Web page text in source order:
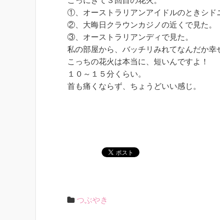
①、オーストラリアンアイドルのときシド
②、大晦日クラウンカジノの近くで見た。
③、オーストラリアンディで見た。
私の部屋から、バッチリみれてなんだか幸
こっちの花火は本当に、短いんですよ！
１０～１５分くらい。
首も痛くならず、ちょうどいい感じ。
つぶやき